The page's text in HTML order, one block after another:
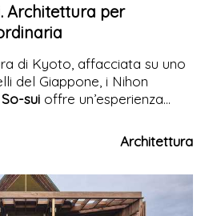
Architettura per
di Kyoto, affacciata su uno
del Giappone, i Nihon
sui offre un’esperienza
sensazioni del corpo eArchitettura